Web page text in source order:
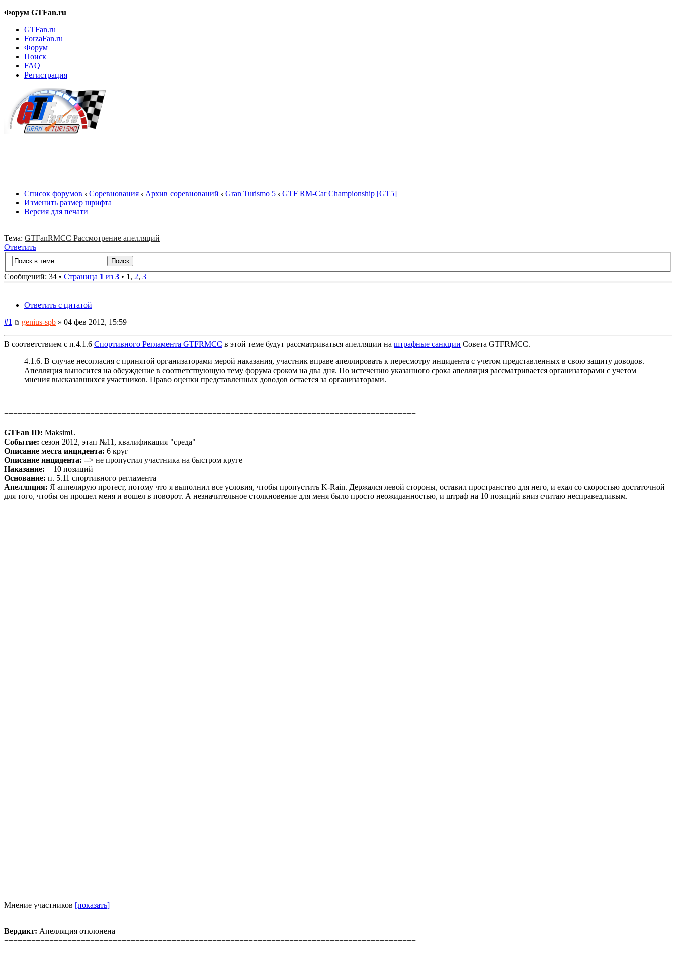
Форум GTFan.ru
GTFan.ru
ForzaFan.ru
Форум
Поиск
FAQ
Регистрация
Список форумов ‹ Соревнования ‹ Архив соревнований ‹ Gran Turismo 5 ‹ GTF RM-Car Championship [GT5]
Изменить размер шрифта
Версия для печати
Тема: GTFanRMCC Рассмотрение апелляций
Ответить
Сообщений: 34 • Страница 1 из 3 • 1, 2, 3
Ответить с цитатой
#1
genius-spb » 04 фев 2012, 15:59
В соответствием с п.4.1.6 Спортивного Регламента GTFRMCC в этой теме будут рассматриваться апелляции на штрафные санкции Совета GTFRMCC.
4.1.6. В случае несогласия с принятой организаторами мерой наказания, участник вправе апеллировать к пересмотру инцидента с учетом представленных в свою защиту доводов.
Апелляция выносится на обсуждение в соответствующую тему форума сроком на два дня. По истечению указанного срока апелляция рассматривается организаторами с учетом
мнения высказавшихся участников. Право оценки представленных доводов остается за организаторами.
===========================================================================================
GTFan ID: MaksimU
Событие: сезон 2012, этап №11, квалификация "среда"
Описание места инцидента: 6 круг
Описание инцидента: --> не пропустил участника на быстром круге
Наказание: + 10 позиций
Основание: п. 5.11 спортивного регламента
Апелляция: Я аппелирую протест, потому что я выполнил все условия, чтобы пропустить K-Rain. Держался левой стороны, оставил пространство для него, и ехал со скоростью достаточной
для того, чтобы он прошел меня и вошел в поворот. А незначительное столкновение для меня было просто неожиданностью, и штраф на 10 позиций вниз считаю несправедливым.
Мнение участников [показать]
Вердикт: Апелляция отклонена
===========================================================================================